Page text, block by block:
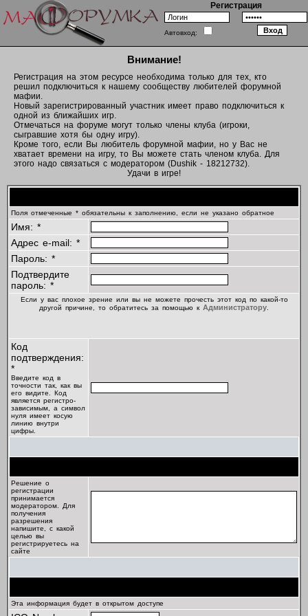
Регистрация
Автовход:
Внимание!
Регистрация на этом ресурсе необходима только для тех, кто
решил подключиться к нашему сообществу любителей форумной
мафии.
Новый зарегистрированный участник имеет право подключиться к
одной из ближайших игр.
Отмечаться на форуме могут только члены клуба (игроки,
сыгравшие хотя бы одну игру).
Кроме того, если Вы любитель форумной мафии, но у Вас не
хватает времени на игру, то Вы можете стать членом клуба. Для
этого надо связаться с модератором (Dushik - 18212732).
Удачи в игре!
Поля отмеченные * обязательны к заполнению, если не указано обратное
Имя: *
Адрес e-mail: *
Пароль: *
Подтвердите
пароль: *
Если у вас плохое зрение или вы не можете прочесть этот код по какой-то
другой причине, то обратитесь за помощью к Администратору
Код
подтверждения:
*
Введите код в
точности так, как вы
его видите. Код
является регистро-
зависимым, а символ
нуля имеет косую
линию внутри
цифры.
Решение о
регистрации
принимается
модератором. Для
получения
разрешения
напишите, с какой
целью вы
регистрируетесь на
сайте
Эта информация будет в открытом доступе